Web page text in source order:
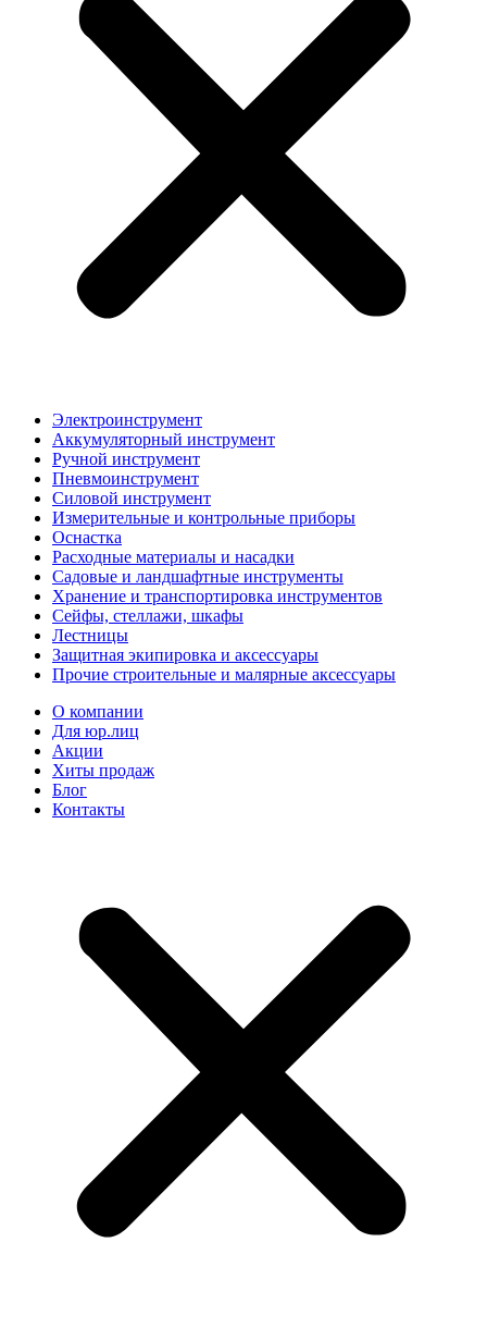
Электроинструмент
Аккумуляторный инструмент
Ручной инструмент
Пневмоинструмент
Силовой инструмент
Измерительные и контрольные приборы
Оснастка
Расходные материалы и насадки
Садовые и ландшафтные инструменты
Хранение и транспортировка инструментов
Сейфы, стеллажи, шкафы
Лестницы
Защитная экипировка и аксессуары
Прочие строительные и малярные аксессуары
О компании
Для юр.лиц
Акции
Хиты продаж
Блог
Контакты